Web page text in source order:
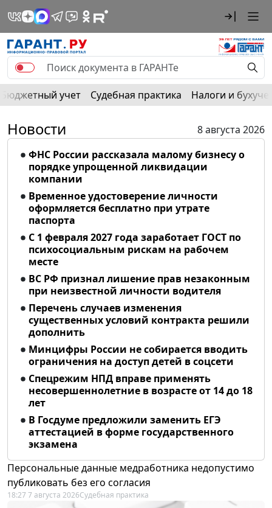
Бюджетный учет Судебная практика Налоги и
Новости
8 августа 2026
ФНС России рассказала малому бизнесу о
порядке упрощенной ликвидации
компании
Временное удостоверение личности
оформляется бесплатно при утрате
паспорта
С 1 февраля 2027 года заработает ГОСТ по
психосоциальным рискам на рабочем
месте
ВС РФ признал лишение прав незаконным
при неизвестной личности водителя
Перечень случаев изменения
существенных условий контракта решили
дополнить
Минцифры России не собирается вводить
ограничения на доступ детей в соцсети
Спецрежим НПД вправе применять
несовершеннолетние в возрасте от 14 до 18
лет
В Госдуме предложили заменить ЕГЭ
аттестацией в форме государственного
экзамена
Персональные данные медработника недопустимо
публиковать без его согласия
18:27 7 августа 2026Судебная практика